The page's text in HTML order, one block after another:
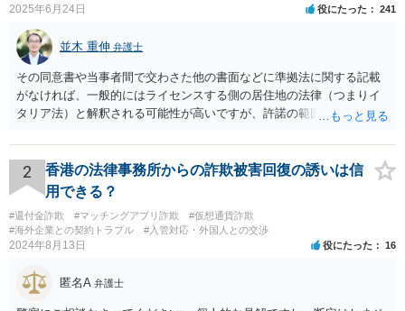
2025年6月24日 役にたった 241
並木 重伸 弁護士
その同意書や当事者間で交わさた他の書面などに準拠法に関する記載
がなければ、一般的にはライセンスする側の居住地の法律（つまりイ
タリア法）と解釈される可能性が高いですが、許諾の範囲が日本国内
あります。 なお、仮に日本法になるとしても、新しい会社との間で契
約が有効かどうかは、ライセンスされた権利の種類（著作権、商標
権、特許権など）や契約の時期などを見て判断する必要があります。
いずれにせよ具体的事情が分からないと確定的な回答は難しいと思わ
れますので、弁護士に直接相談されることをお勧めします。
2
香港の法律事務所からの詐欺被害回復の誘いは信
用できる？
#還付金詐欺 #マッチングアプリ詐欺
#仮想通貨詐欺
#海外企業との契約トラブル
#入管対応・外国人との交渉
2024年8月13日 役にたった 16
匿名A 弁護士